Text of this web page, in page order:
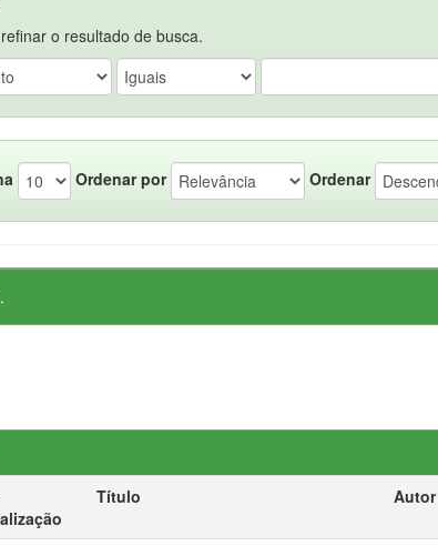
o resultado de busca.
Ordenar por Ordenar
Título Autor